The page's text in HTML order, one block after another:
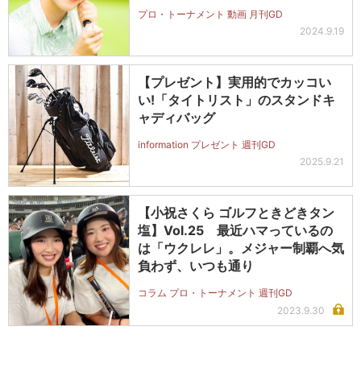
プロ・トーナメント 動画 月刊GD
2024.9.19
【プレゼント】実用的でカッコい
い!「タイトリスト」のスタンドキ
ャディバッグ
information プレゼント 週刊GD
2025.9.21
【小祝さくら ゴルフときどきタン
塩】Vol.25 最近ハマっているの
は「ウクレレ」。メジャー制覇へ気
負わず、いつも通り
コラム プロ・トーナメント 週刊GD
2023.9.30